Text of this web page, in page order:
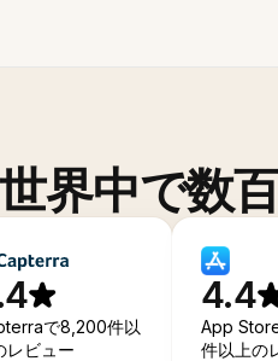
世界中で数
で8,200件以
レビュー
4.4
App
件以上の